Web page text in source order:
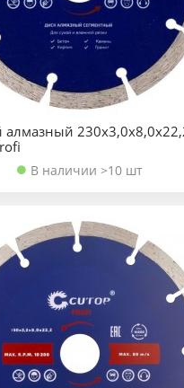
алмазный
В наличии >10 шт